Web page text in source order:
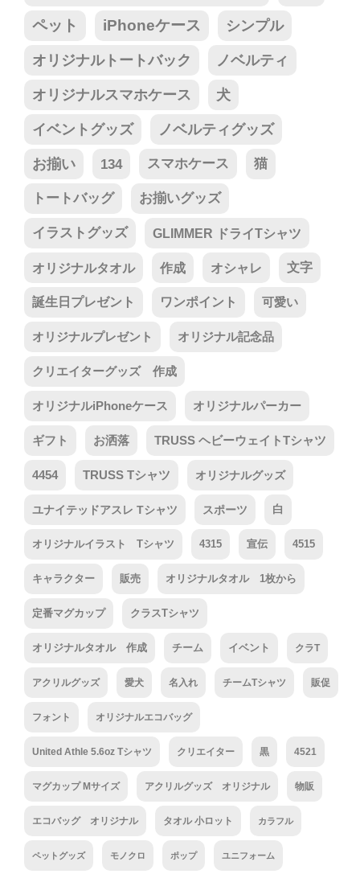
ペット iPhoneケース シンプル
オリジナルトートバック ノベルティ
オリジナルスマホケース 犬
イベントグッズ ノベルティグッズ
お揃い 134 スマホケース 猫
トートバッグ お揃いグッズ
イラストグッズ GLIMMER ドライTシャツ
オリジナルタオル 作成 オシャレ 文字
誕生日プレゼント ワンポイント 可愛い
オリジナルプレゼント オリジナル記念品
クリエイターグッズ 作成
オリジナルiPhoneケース オリジナルパーカー
ギフト お洒落 TRUSS ヘビーウェイトTシャツ
4454 TRUSS Tシャツ オリジナルグッズ
ユナイテッドアスレ Tシャツ スポーツ 白
オリジナルイラスト Tシャツ 4315 宣伝 4515
キャラクター 販売 オリジナルタオル 1枚から
定番マグカップ クラスTシャツ
オリジナルタオル 作成 チーム イベント クラT
アクリルグッズ 愛犬 名入れ チームTシャツ 販促
フォント オリジナルエコバッグ
United Athle 5.6oz Tシャツ クリエイター 黒 4521
マグカップ Mサイズ アクリルグッズ オリジナル 物販
エコバッグ オリジナル タオル 小ロット カラフル
ペットグッズ モノクロ ポップ ユニフォーム